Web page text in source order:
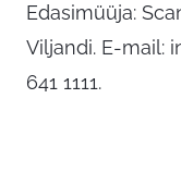
Edasimüüja:
Viljandi. E-mail:
641 1111.